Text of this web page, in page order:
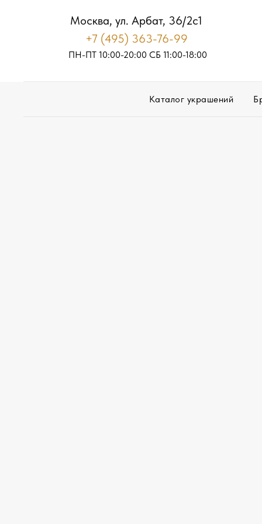
Москва, ул. Арбат, 36/2с1
+7 (495) 363-76-99
ПН-ПТ 10:00-20:00 СБ 11:00-18:00
Каталог украшений